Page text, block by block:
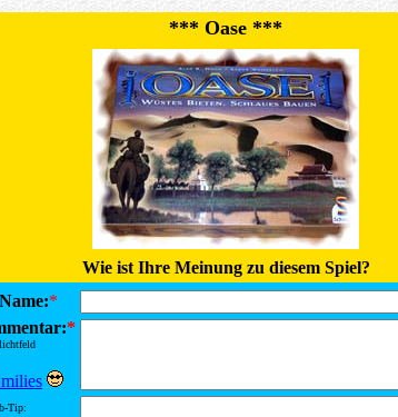
*** Oase ***
Wie ist Ihre Meinung zu diesem Spiel?
*
*
Tip: